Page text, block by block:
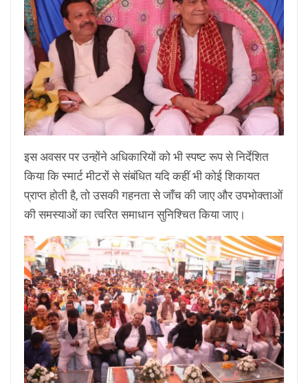
इस अवसर पर उन्होंने अधिकारियों को भी स्पष्ट रूप से निर्देशित
किया कि स्मार्ट मीटरों से संबंधित यदि कहीं भी कोई शिकायत
प्राप्त होती है, तो उसकी गहनता से जाँच की जाए और उपभोक्ताओं
की समस्याओं का त्वरित समाधान सुनिश्चित किया जाए।